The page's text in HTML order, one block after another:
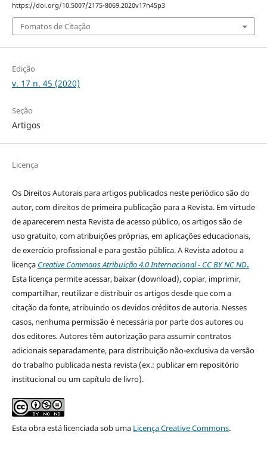
https://doi.org/10.5007/2175-8069.2020v17n45p3
Fomatos de Citação
Edição
v. 17 n. 45 (2020)
Seção
Artigos
Licença
Os Direitos Autorais para artigos publicados neste periódico são do
autor, com direitos de primeira publicação para a Revista. Em virtude
de aparecerem nesta Revista de acesso público, os artigos são de
uso gratuito, com atribuições próprias, em aplicações educacionais,
de exercício profissional e para gestão pública. A Revista adotou a
licença Creative Commons Atribuição 4.0 Internacional - CC BY NC ND.
Esta licença permite acessar, baixar (download), copiar, imprimir,
compartilhar, reutilizar e distribuir os artigos desde que com a
citação da fonte, atribuindo os devidos créditos de autoria. Nesses
casos, nenhuma permissão é necessária por parte dos autores ou
dos editores. Autores têm autorização para assumir contratos
adicionais separadamente, para distribuição não-exclusiva da versão
do trabalho publicada nesta revista (ex.: publicar em repositório
institucional ou um capítulo de livro).
Esta obra está licenciada sob uma Licença Creative Commons.